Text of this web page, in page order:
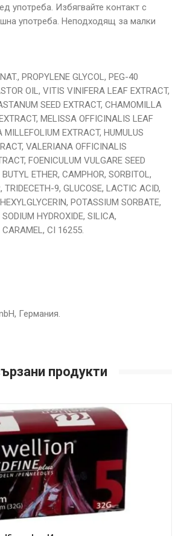
употреба. Избягвайте контакт с
употреба. Неподходящ за малки
PROPYLENE GLYCOL, PEG-40
OIL, VITIS VINIFERA LEAF EXTRACT,
SEED EXTRACT, CHAMOMILLA
MELISSA OFFICINALIS LEAF
MILLEFOLIUM EXTRACT, HUMULUS
VALERIANA OFFICINALIS
FOENICULUM VULGARE SEED
ETHER, CAMPHOR, SORBITOL,
TRIDECETH-9, GLUCOSE, LACTIC ACID,
POTASSIUM SORBATE,
HYDROXIDE, SILICA,
CARAMEL, CI 16255.
Германия.
продукти